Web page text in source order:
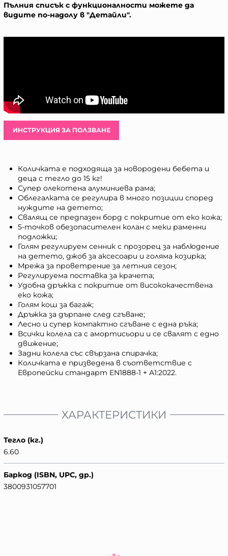
Пълния списък с функционалности можете да
видите по-надолу в "Детайли".
ИНСТРУКЦИЯ ЗА ПОЛЗВАНЕ
Количката е подходяща за новородени бебета и
деца с тегло до 15 кг!
Супер олекотена алуминиева рама;
Облегалката се регулира в много позиции според
нуждите на детето;
Свалящ се предпазен борд с покритие от еко кожа;
5-точков обезопасителен колан с меки раменни
подложки;
Голям регулируем сенник с прозорец за наблюдение
на детето, джоб за аксесоари и голяма козирка;
Мрежа за проветрение за летния сезон;
Регулируема поставка за крачета;
Удобна дръжка с покритие от висококачествена
еко кожа;
Голям кош за багаж;
Дръжка за дърпане след сгъване;
Лесно и супер компактно сгъване с една ръка;
Всички колела са с амортисьори и се свалят с едно
движение;
Задни колела със свързана спирачка;
Количката е призведена в съответствие с
Европейски стандарт EN1888-1 + А1:2022.
ХАРАКТЕРИСТИКИ
Тегло (кг.)
6.60
Баркод (ISBN, UPC, др.)
3800931057701